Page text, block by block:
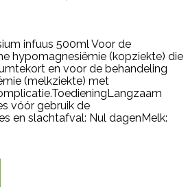
infuus 500ml Voor de
hypomagnesiëmie (kopziekte) die
en voor de behandeling
(melkziekte) met
vóór gebruik de
en slachtafval: Nul dagenMelk: